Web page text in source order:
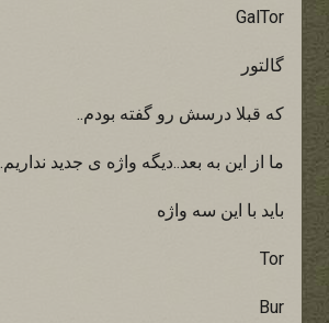
GalTor
گالتور
که قبلا درسش رو گفته بودم..
ما از این به بعد..دیگه واژه ی جدید نداریم.
باید با این سه واژه
Tor
Bur